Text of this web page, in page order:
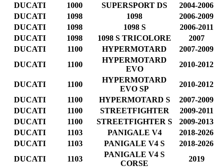
DUCATI
1000 SUPERSPORT DS
2004-2006
DUCATI
1098 1098
2006-2009
DUCATI
1098 1098 S
2006-2011
DUCATI
1098 1098 S TRICOLORE
2007
DUCATI
1100 HYPERMOTARD
2007-2009
DUCATI
1100
HYPERMOTARD
EVO
2010-2012
DUCATI 1100
HYPERMOTARD
EVO SP
2010-2012
DUCATI
1100 HYPERMOTARD S
2007-2009
DUCATI
1100 STREETFIGHTER
2009-2011
DUCATI
1100 STREETFIGHTER S
2009-2013
DUCATI
1103 PANIGALE V4
2018-2026
DUCATI
1103 PANIGALE V4 S
2018-2026
DUCATI
1103
PANIGALE V4 S
CORSE
2019